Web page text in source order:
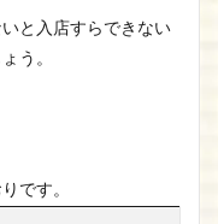
と入店すらできない
う。
です。